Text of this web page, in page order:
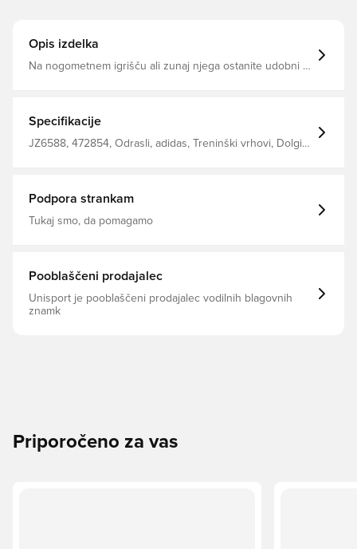
Opis izdelka
Na nogometnem igrišču ali zunaj njega ostanite udobni v
Specifikacije
JZ6588, 472854, Odrasli, adidas, Treninški vrhovi, Dolgi
Podpora strankam
Tukaj smo, da pomagamo
Pooblaščeni prodajalec
Unisport je pooblaščeni prodajalec vodilnih blagovnih
znamk
Priporočeno za vas